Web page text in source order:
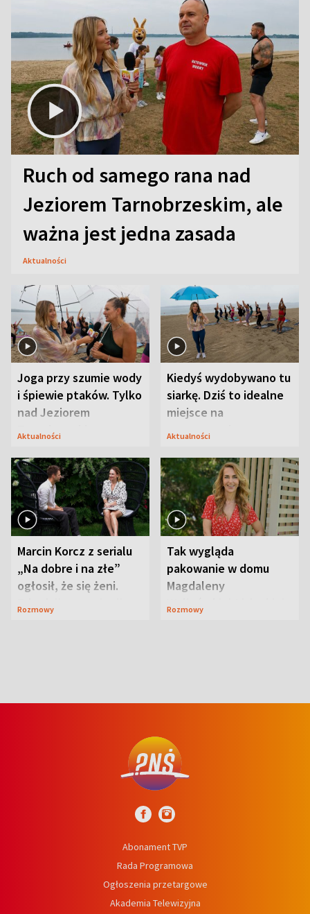
Ruch od samego rana nad
Jeziorem Tarnobrzeskim, ale
ważna jest jedna zasada
Aktualności
Joga przy szumie wody
i śpiewie ptaków. Tylko
nad Jeziorem
Tarnobrzeskim
Aktualności
Kiedyś wydobywano tu
siarkę. Dziś to idealne
miejsce na
wypoczynek
Aktualności
Marcin Korcz z serialu
„Na dobre i na złe”
ogłosił, że się żeni.
Rozmowy
Tak wygląda
pakowanie w domu
Magdaleny
Rozmowy
Abonament TVP
Rada Programowa
Ogłoszenia przetargowe
Akademia Telewizyjna